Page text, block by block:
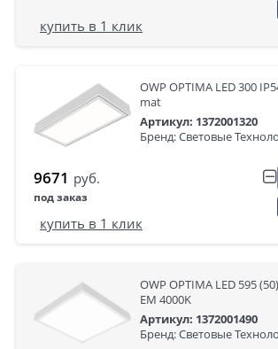
купить в 1 клик
OWP OPTIMA LED 300
mat
Артикул: 1372001320
Бренд: Световые
9671 руб.
под заказ
купить в 1 клик
OWP OPTIMA LED 595
EM 4000K
Артикул: 1372001490
Бренд: Световые